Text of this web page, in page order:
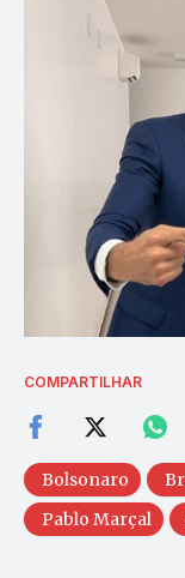
COMPARTILHAR
Bolsonaro
Pablo Marçal